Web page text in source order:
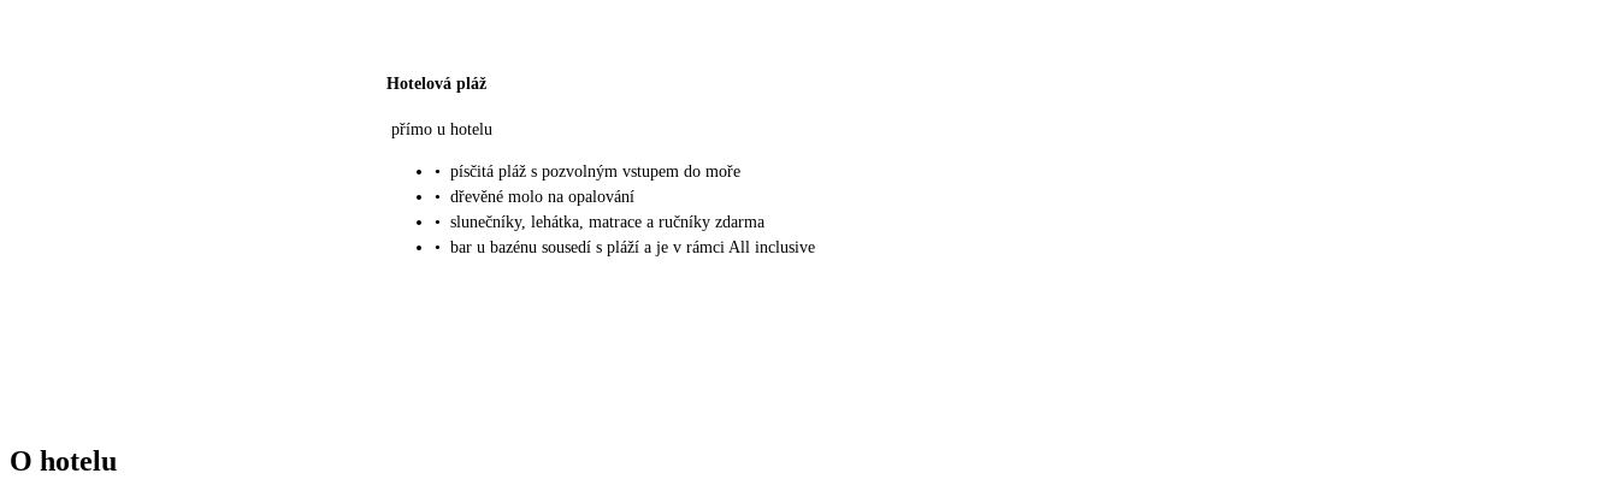
Hotelová pláž
přímo u hotelu
• písčitá pláž s pozvolným vstupem do moře
• dřevěné molo na opalování
• slunečníky, lehátka, matrace a ručníky zdarma
• bar u bazénu sousedí s pláží a je v rámci All inclusive
O hotelu